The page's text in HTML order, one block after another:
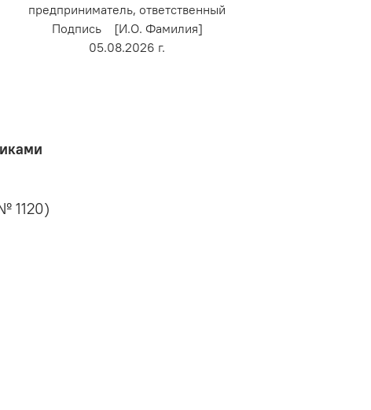
предприниматель, ответственный
Подпись [И.О. Фамилия]
05.08.2026 г.
1120)